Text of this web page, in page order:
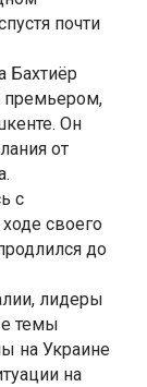
почти
Бахтиёр
премьером,
Он
от
с
своего
до
лидеры
темы
на Украине
на